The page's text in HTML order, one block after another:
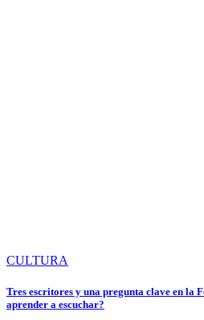
CULTURA
Tres escritores y una pregunta clave en la
aprender a escuchar?